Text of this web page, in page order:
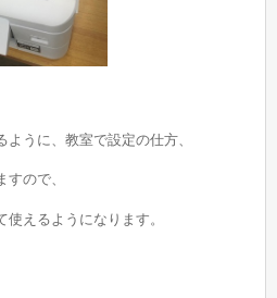
うに、教室で設定の仕方、
ので、
えるようになります。